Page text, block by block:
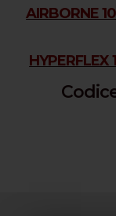
AIRBORNE 10
HYPERFLEX